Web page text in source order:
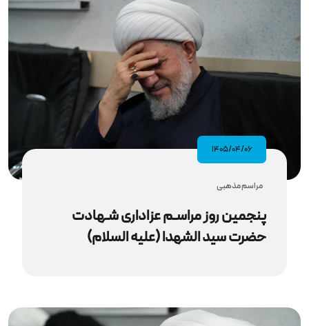
۱۴۰۵/۰۴/۰۶
مراسم مذهبى
پنجمین روز مراسـم عزاداری شـهادت
حضرت سید الشهدا (علیه‌ السلام)